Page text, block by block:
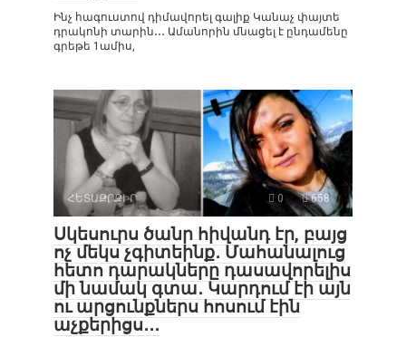
Ինչ հագուստով դիմավորել գալիք Կանաչ փայտե
դրակոնի տարին․․․ Ամանորին մնացել է ընդամենը
գրեթե 1ամիս,
ՀԵՏԱՔՐՔԻՐ 0 658
Սկեսուրս ծանր հիվանդ էր, բայց
ոչ մեկս չգիտեինք․ Մահանալուց
հետո դարակները դասավորելիս
մի նամակ գտա․ Կարդում էի այն
ու արցունքներս հոսում էին
աչքերիցս․․․